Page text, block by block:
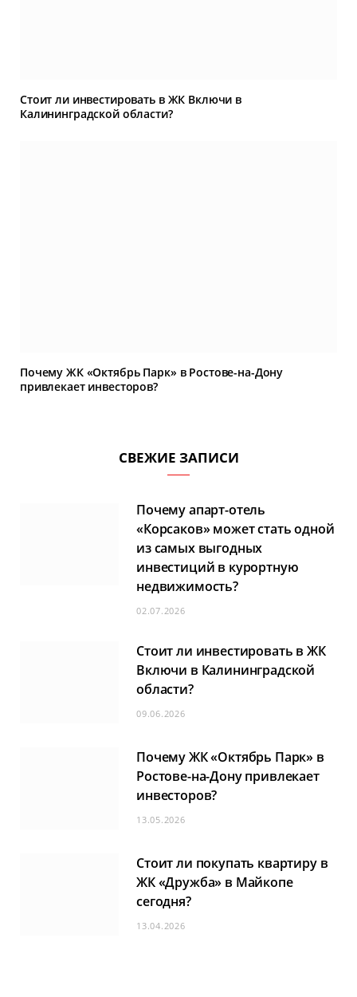
Стоит ли инвестировать в ЖК Включи в
Калининградской области?
Почему ЖК «Октябрь Парк» в Ростове-на-Дону
привлекает инвесторов?
СВЕЖИЕ ЗАПИСИ
Почему апарт-отель
«Корсаков» может стать одной
из самых выгодных
инвестиций в курортную
недвижимость?
02.07.2026
Стоит ли инвестировать в ЖК
Включи в Калининградской
области?
09.06.2026
Почему ЖК «Октябрь Парк» в
Ростове-на-Дону привлекает
инвесторов?
13.05.2026
Стоит ли покупать квартиру в
ЖК «Дружба» в Майкопе
сегодня?
13.04.2026